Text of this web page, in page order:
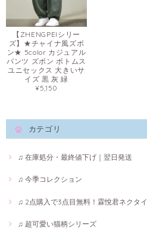
【ZHENGPEIシリー
ズ】★チャイナ風ズボ
ン★ 5color カジュアル
パンツ ズボン ボトムス
ユニセックス 大きいサ
イズ 黒 灰 緑
¥5,150
カテゴリ
♫ 在庫処分・最終値下げ｜翌日発送
♫ 今季コレクション
♫ 2点購入で3点目無料！霖悅君ネクタイ
♫ 超可愛い猫柄シリーズ